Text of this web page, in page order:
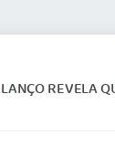
REVELA